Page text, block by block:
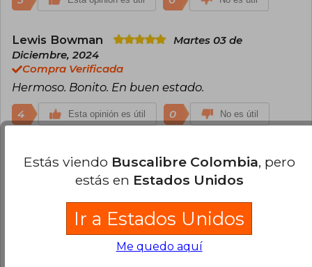
Lewis Bowman
Martes 03 de
Diciembre, 2024
Compra Verificada
Hermoso. Bonito. En buen estado.
4 Esta opinión es útil 0 No es útil
Joaquín Vargas
Sábado 07 de
Diciembre, 2024
Compra Verificada
Excelente producto, muy bueno
Esta opinión es útil 0 No es útil
Estás viendo Buscalibre Colombia, pero
estás en Estados Unidos
Ir a Estados Unidos
Me quedo aquí